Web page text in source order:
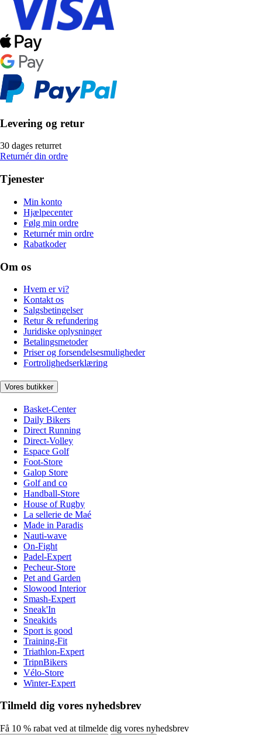
Levering og retur
30 dages returret
Returnér din ordre
Tjenester
Min konto
Hjælpecenter
Følg min ordre
Returnér min ordre
Rabatkoder
Om os
Hvem er vi?
Kontakt os
Salgsbetingelser
Retur & refundering
Juridiske oplysninger
Betalingsmetoder
Priser og forsendelsesmuligheder
Fortrolighedserklæring
Vores butikker
Basket-Center
Daily Bikers
Direct Running
Direct-Volley
Espace Golf
Foot-Store
Galop Store
Golf and co
Handball-Store
House of Rugby
La sellerie de Maé
Made in Paradis
Nauti-wave
On-Fight
Padel-Expert
Pecheur-Store
Pet and Garden
Slowood Interior
Smash-Expert
Sneak'In
Sneakids
Sport is good
Training-Fit
Triathlon-Expert
TripnBikers
Vélo-Store
Winter-Expert
Tilmeld dig vores nyhedsbrev
Få 10 % rabat ved at tilmelde dig vores nyhedsbrev